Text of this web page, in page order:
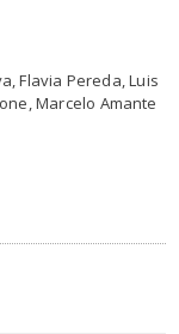
Flavia Pereda, Luis
Marcelo Amante